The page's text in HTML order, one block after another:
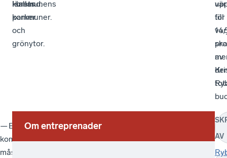
kommunens
parker
och
grönytor.
länets
kommuner.
Halland.
för
till
av
— En
kommun
måste
n
Om entreprenader
AV